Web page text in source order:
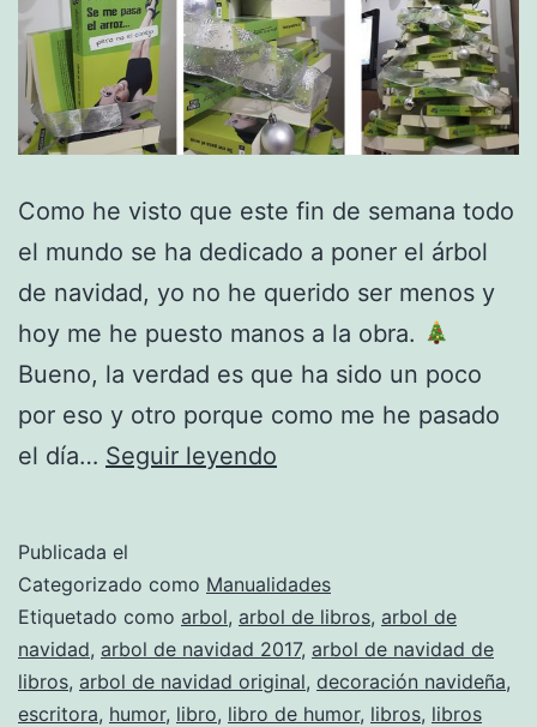
Como he visto que este fin de semana todo
el mundo se ha dedicado a poner el árbol
de navidad, yo no he querido ser menos y
hoy me he puesto manos a la obra.
Bueno, la verdad es que ha sido un poco
por eso y otro porque como me he pasado
el día… Seguir leyendo
Publicada el
Categorizado como Manualidades
Etiquetado como arbol, arbol de libros, arbol de
navidad, arbol de navidad 2017, arbol de navidad de
libros, arbol de navidad original, decoración navideña,
escritora, humor, libro, libro de humor, libros, libros